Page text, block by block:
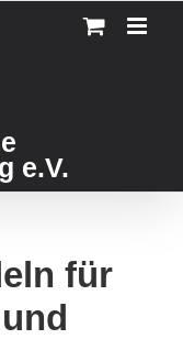
e.V.
für